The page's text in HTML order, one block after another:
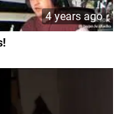
4 years ago